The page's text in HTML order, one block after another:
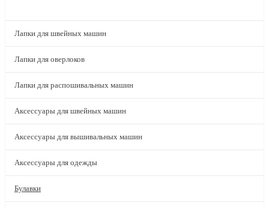
Лапки для швейных машин
Лапки для оверлоков
Лапки для распошивальных машин
Аксессуары для швейных машин
Аксессуары для вышивальных машин
Аксессуары для одежды
Булавки